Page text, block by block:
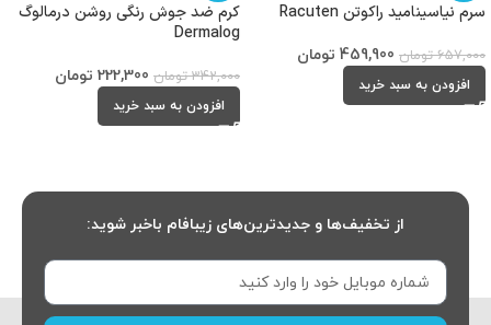
سرم نیاسینامید راکوتن Racuten
657,000 تومان 459,900 تومان
افزودن به سبد خرید
کرم ضد جوش رنگی روشن درمالوگ
Dermalog
342,000 تومان 222,300 تومان
افزودن به سبد خرید
از تخفیف‌ها و جدیدترین‌های زیبافام باخبر شوید: